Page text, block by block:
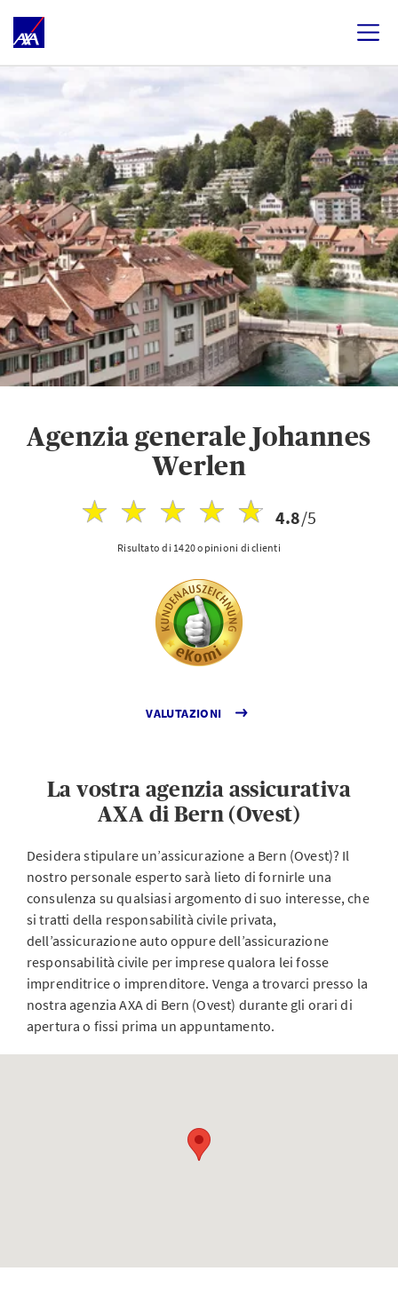
Agenzia generale Johannes
Werlen
4.8/5
Risultato di 1420 opinioni di clienti
VALUTAZIONI
La vostra agenzia assicurativa
AXA di Bern (Ovest)
Desidera stipulare un’assicurazione a Bern (Ovest)? Il
nostro personale esperto sarà lieto di fornirle una
consulenza su qualsiasi argomento di suo interesse, che
si tratti della responsabilità civile privata,
dell’assicurazione auto oppure dell’assicurazione
responsabilità civile per imprese qualora lei fosse
imprenditrice o imprenditore. Venga a trovarci presso la
nostra agenzia AXA di Bern (Ovest) durante gli orari di
apertura o fissi prima un appuntamento.